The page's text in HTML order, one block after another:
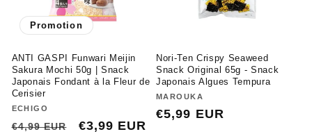
Promotion
ANTI GASPI Funwari Meijin
Sakura Mochi 50g | Snack
Japonais Fondant à la Fleur de
Cerisier
Fournisseur :
ECHIGO
Prix
€4,99 EUR
Prix
€3,99 EUR
Nori-Ten Crispy Seaweed
Snack Original 65g - Snack
Japonais Algues Tempura
Fournisseur :
MAROUKA
Prix
€5,99 EUR